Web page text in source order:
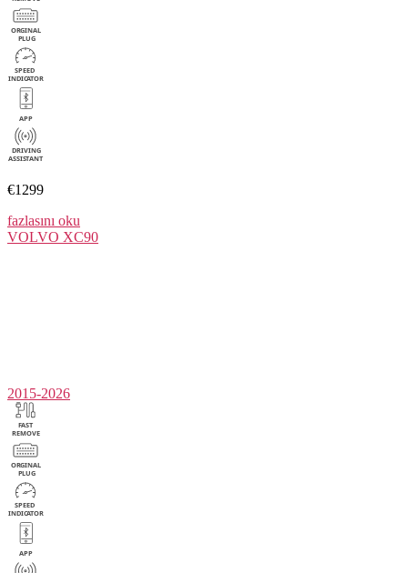
€1299
fazlasını oku
VOLVO XC90
2015-2026